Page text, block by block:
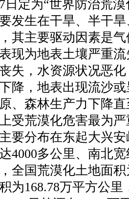
日定为“世界防治荒
生在干旱、半干旱
其主要驱动因素是
现为地表土壤严重
失，水资源状况恶
降，地表出现流沙
、森林生产力下降
荒漠化危害最为严
要分布在东起大兴
4000多公里、南北
全国荒漠化土地面
为168.78万平方公